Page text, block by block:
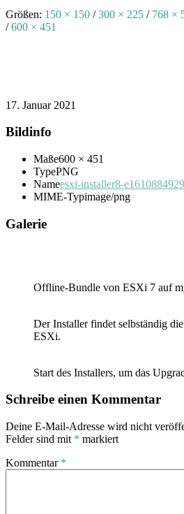
Größen: 150 × 150 / 300 × 225 / 768 ×
/ 600 × 451
17. Januar 2021
Bildinfo
Maße600 × 451
TypePNG
Nameesxi-installer8-
MIME-Typimage/png
Galerie
Offline-Bundle von ESXi 7 auf
Der Installer findet selbständig
ESXi.
Start des Installers, um das
Schreibe einen Kommentar
Deine E-Mail-Adresse wird nicht
Felder sind mit * markiert
Kommentar *